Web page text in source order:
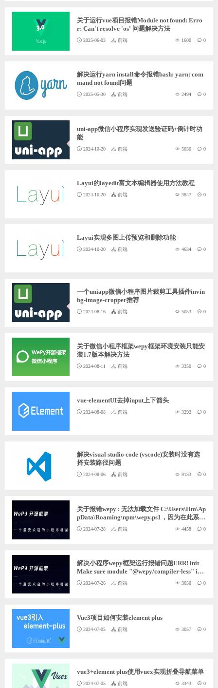
关于运行vue项目报错Module not found: Erro
r: Can't resolve 'os' 问题解决方法
2025-06-03 前端 1600 0
解决运行yarn install命令报错bash: yarn: com
mand not found问题
2025-05-30 前端 2494 0
uni-app微信小程序实现发送验证码+倒计时功
能
2024-10-20 前端 5030 0
Layui的layedit富文本编辑器使用方法教程
2024-10-20 前端 3847 0
Layui实现多图上传预览和删除功能
2024-10-20 前端 4634 0
一个uniapp微信小程序图片裁剪工具插件invin
bg-image-cropper推荐
2024-08-16 前端 5053 0
关于微信小程序框架wepy框架环境安装只能安
装1.7版本解决方法
2024-08-11 前端 3350 0
vue-elementUI去掉input上下箭头
2024-08-08 前端 3292 0
解决visual studio code (vscode)安装时没有选
择安装路径问题
2024-08-06 前端 9133 0
关于报错wepy : 无法加载文件 C:\Users\Hm\Ap
pData\Roaming\npm\wepy.ps1，因为在此系统
上禁止运行脚本的解决方法
2024-07-28 前端 4458 0
解决小程序wepy框架运行报错问题ERR! init
Make sure module "@wepy/compiler-less" is i
nstalled. If not please try "npm install @wepy/c
2024-07-26 前端 3030 0
Vue3项目如何安装element plus
2024-07-05 前端 3057 0
vue3+element plus使用vuex实现折叠导航菜单
2024-07-05 前端 3343 0